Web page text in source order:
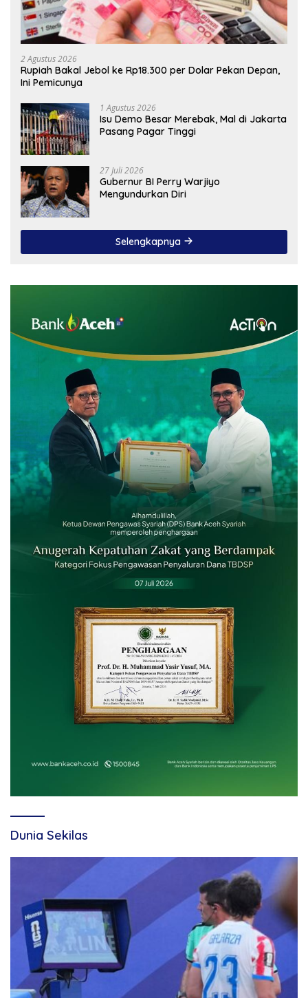
2 Agustus 2026
Rupiah Bakal Jebol ke Rp18.300 per Dolar Pekan Depan,
Ini Pemicunya
1 Agustus 2026
Isu Demo Besar Merebak, Mal di Jakarta
Pasang Pagar Tinggi
27 Juli 2026
Gubernur BI Perry Warjiyo
Mengundurkan Diri
Selengkapnya
Dunia Sekilas